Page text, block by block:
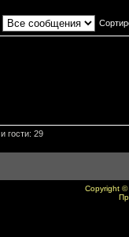
и гости: 29
Copyright